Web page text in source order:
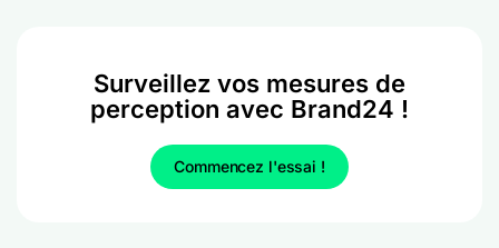
Surveillez vos mesures de
perception avec Brand24 !
Commencez l'essai !